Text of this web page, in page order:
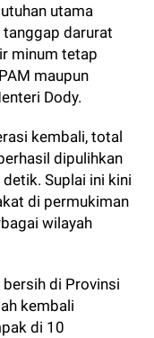
utama
tanggap darurat
minum tetap
maupun
Dody.
kembali, total
dipulihkan
Suplai ini kini
di permukiman
wilayah
bersih di Provinsi
kembali
di 10